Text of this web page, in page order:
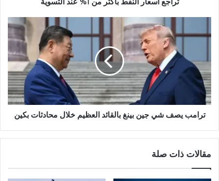
تراجع أسعار النفط بأكثر من 1% عند التسوية
ترامب يصف شي جين بينغ بالقائد العظيم خلال محادثات بكين
مقالات ذات صلة